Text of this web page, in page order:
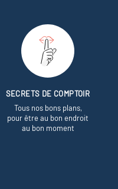
SECRETS DE COMPTOIR
Tous nos bons plans,
pour être au bon endroit
au bon moment